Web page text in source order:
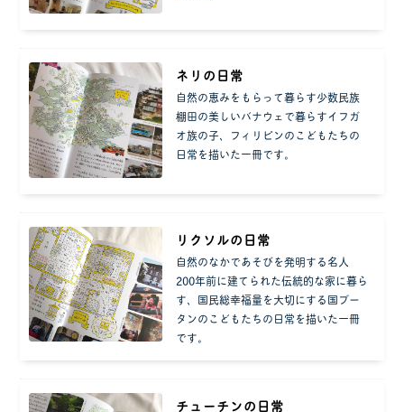
ネリの日常
自然の恵みをもらって暮らす少数民族
棚田の美しいバナウェで暮らすイフガ
オ族の子、フィリピンのこどもたちの
日常を描いた一冊です。
リクソルの日常
自然のなかであそびを発明する名人
200年前に建てられた伝統的な家に暮ら
す、国民総幸福量を大切にする国ブー
タンのこどもたちの日常を描いた一冊
です。
チューチンの日常